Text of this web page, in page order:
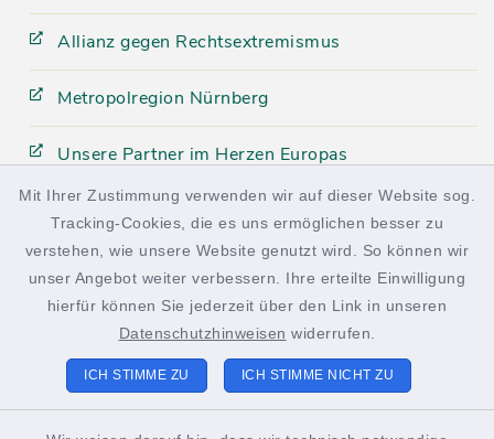
Mit Ihrer Zustimmung verwenden wir auf dieser Website sog.
Tracking-Cookies, die es uns ermöglichen besser zu
verstehen, wie unsere Website genutzt wird. So können wir
unser Angebot weiter verbessern. Ihre erteilte Einwilligung
hierfür können Sie jederzeit über den Link in unseren
Datenschutzhinweisen widerrufen.
ICH STIMME ZU ICH STIMME NICHT ZU
Allianz gegen Rechtsextremismus
Metropolregion Nürnberg
Unsere Partner im Herzen Europas
facebook
instagram
Kontakt